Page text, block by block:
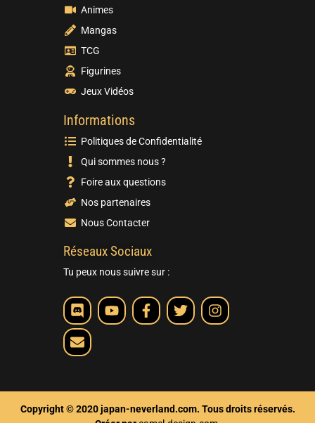
Animes
Mangas
TCG
Figurines
Jeux Vidéos
Informations
Politiques de Confidentialité
Qui sommes nous ?
Foire aux questions
Nos partenaires
Nous Contacter
Réseaux Sociaux
Tu peux nous suivre sur :
Copyright © 2020 japan-neverland.com. Tous droits réservés.